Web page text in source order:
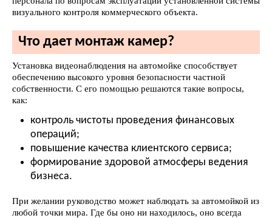
визуального контроля коммерческого объекта.
Что дает монтаж камер?
Установка видеонаблюдения на автомойке способствует
обеспечению высокого уровня безопасности частной
собственности. С его помощью решаются такие вопросы,
как:
контроль чистоты проведения финансовых
операций;
повышение качества клиентского сервиса;
формирование здоровой атмосферы ведения
бизнеса.
При желании руководство может наблюдать за автомойкой из
любой точки мира. Где бы оно ни находилось, оно всегда